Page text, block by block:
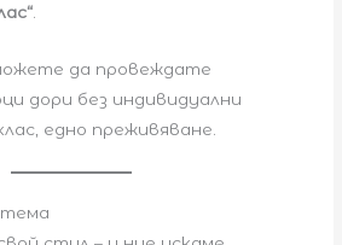
да провеждате
дори без индивидуални
едно преживяване.
тема